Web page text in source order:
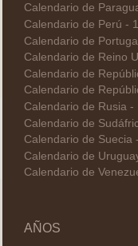
Calendario de
Calendario de Perú -
Calendario de
Calendario de Reino
Calendario de
Calendario de
Calendario de Rusia -
Calendario de
Calendario de Suecia
Calendario de
Calendario de
AÑOS